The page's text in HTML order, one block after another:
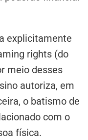
explicitamente
rights (do
meio desses
autoriza, em
o batismo de
com o
física.